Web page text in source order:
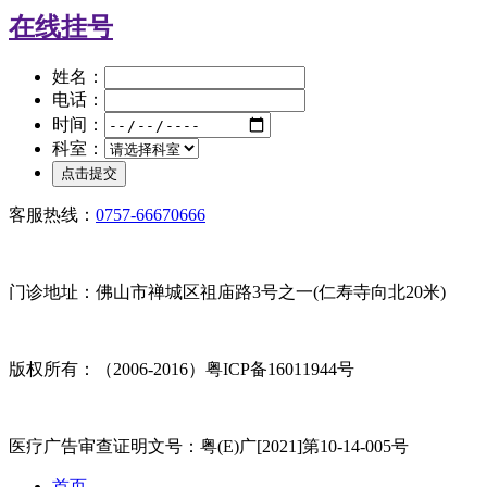
在线挂号
姓名：
电话：
时间：
科室：
客服热线： 0757-66670666
门诊地址：佛山市禅城区祖庙路3号之一(仁寿寺向北20米)
版权所有：（2006-2016）粤ICP备16011944号
医疗广告审查证明文号：粤(E)广[2021]第10-14-005号